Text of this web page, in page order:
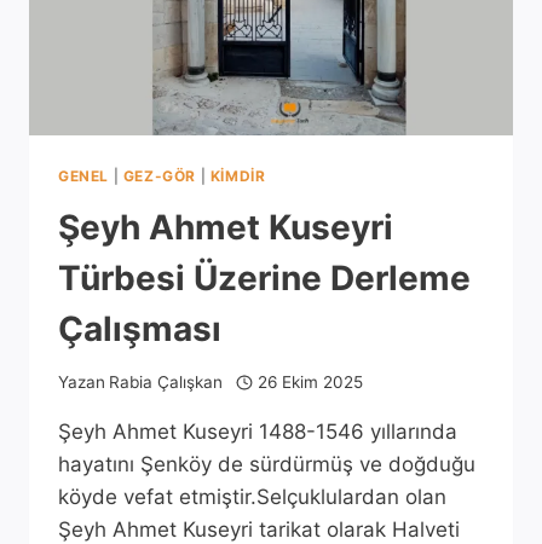
GENEL GEZ-GÖR KIMDIR
Şeyh Ahmet Kuseyri
Türbesi Üzerine Derleme
Çalışması
Yazan Rabia Çalışkan 26 Ekim 2025
Şeyh Ahmet Kuseyri 1488-1546 yıllarında
hayatını Şenköy de sürdürmüş ve doğduğu
köyde vefat etmiştir.Selçuklulardan olan
Şeyh Ahmet Kuseyri tarikat olarak Halveti